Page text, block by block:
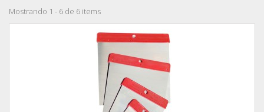
Mostrando 1 - 6 de 6 items